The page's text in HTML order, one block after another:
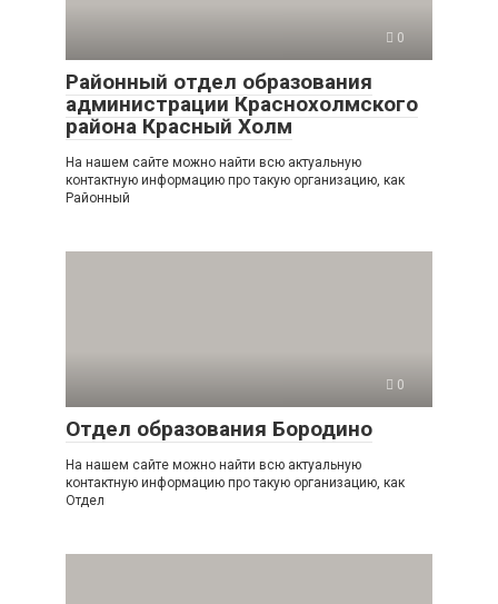
0
Районный отдел образования
администрации Краснохолмского
района Красный Холм
На нашем сайте можно найти всю актуальную
контактную информацию про такую организацию, как
Районный
0
Отдел образования Бородино
На нашем сайте можно найти всю актуальную
контактную информацию про такую организацию, как
Отдел